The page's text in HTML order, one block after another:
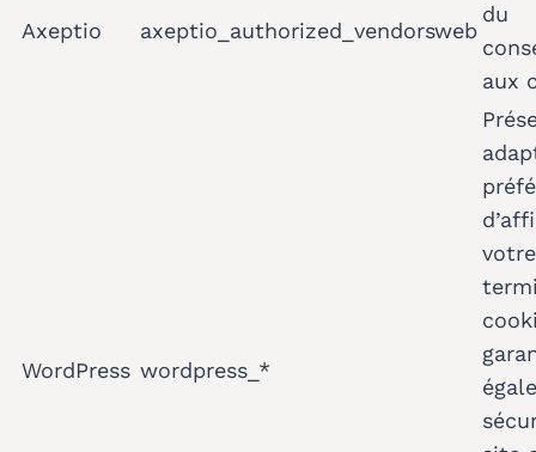
Axeptio axeptio_authorized_vendorsweb
du
aux
WordPress wordpress_*
votre